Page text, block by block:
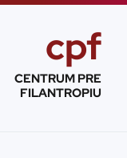
cpf
CENTRUM PRE
FILANTROPIU